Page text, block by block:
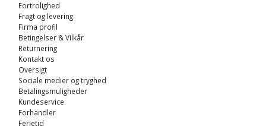
Fortrolighed
Fragt og levering
Firma profil
Betingelser & Vilkår
Returnering
Kontakt os
Oversigt
Sociale medier og tryghed
Betalingsmuligheder
Kundeservice
Forhandler
Ferietid